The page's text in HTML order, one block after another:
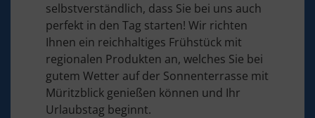
selbstverständlich, dass Sie bei uns auch
perfekt in den Tag starten! Wir richten
Ihnen ein reichhaltiges Frühstück mit
regionalen Produkten an, welches Sie bei
gutem Wetter auf der Sonnenterrasse mit
Müritzblick genießen können und Ihr
Urlaubstag beginnt.